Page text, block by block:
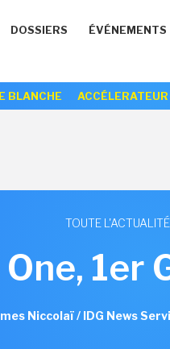
DOSSIERS ÉVÉNEMENTS
BLANCHE
TOUTE L'ACTUALITÉ
1er
Niccolaï / IDG News